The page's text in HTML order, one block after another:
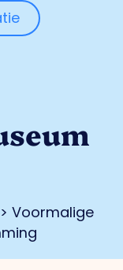
> Voormalige